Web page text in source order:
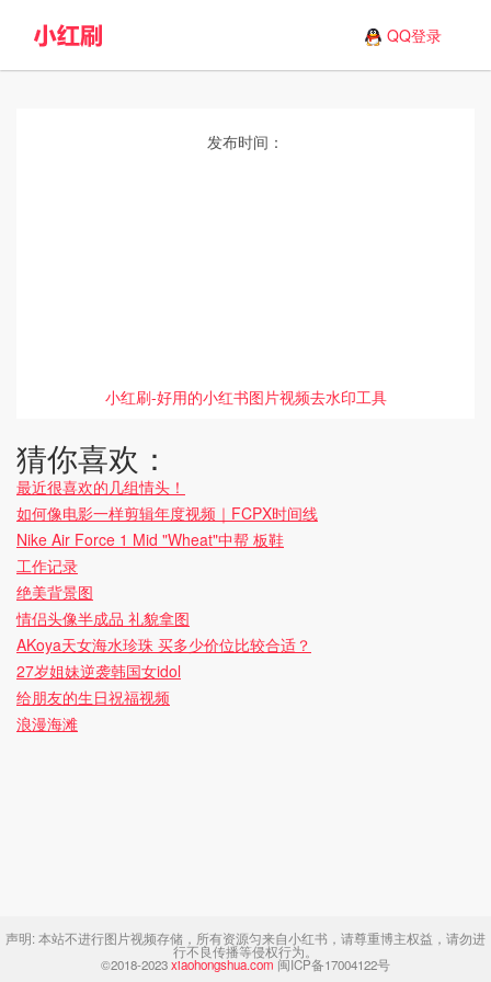
QQ登录
发布时间：
小红刷-好用的小红书图片视频去水印工具
猜你喜欢：
最近很喜欢的几组情头！
如何像电影一样剪辑年度视频｜FCPX时间线
Nike Air Force 1 Mid "Wheat"中帮 板鞋
工作记录
绝美背景图
情侣头像半成品 礼貌拿图
AKoya天女海水珍珠 买多少价位比较合适？
27岁姐妹逆袭韩国女idol
给朋友的生日祝福视频
浪漫海滩
声明:本站不进行图片视频存储，所有资源匀来自小红书，请尊重博主权益，请勿进
行不良传播等侵权行为。
©2018-2023xiaohongshua.com 闽ICP备17004122号